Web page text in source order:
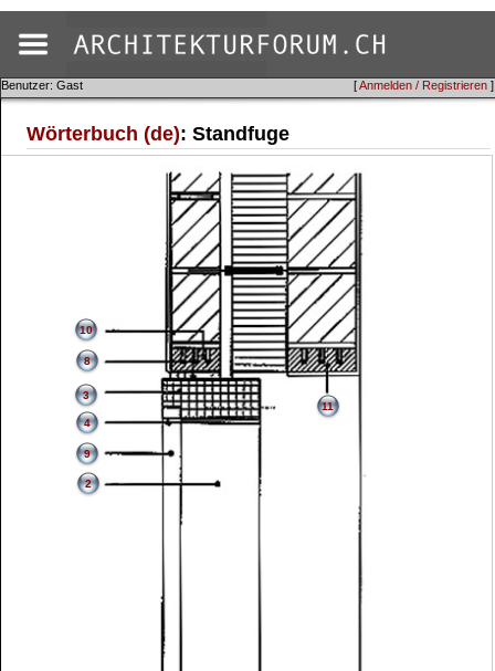
[Anmelden / Registrieren ]
Benutzer: Gast
Wörterbuch (de): Standfuge
2
3
4
8
9
10
11